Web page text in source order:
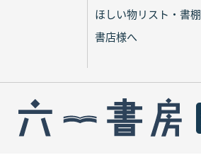
ほしい物リスト・書棚
書店様へ